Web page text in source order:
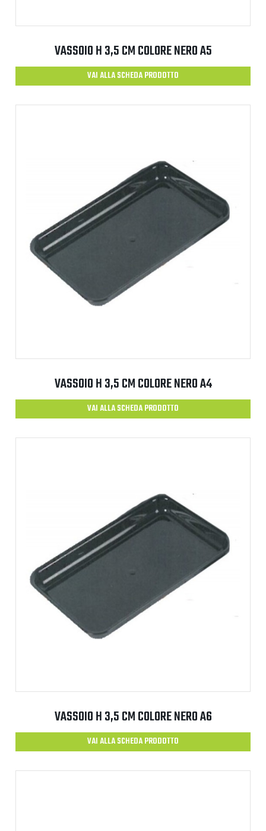
VASSOIO H 3,5 CM COLORE NERO A5
VAI ALLA SCHEDA PRODOTTO
VASSOIO H 3,5 CM COLORE NERO A4
VAI ALLA SCHEDA PRODOTTO
VASSOIO H 3,5 CM COLORE NERO A6
VAI ALLA SCHEDA PRODOTTO